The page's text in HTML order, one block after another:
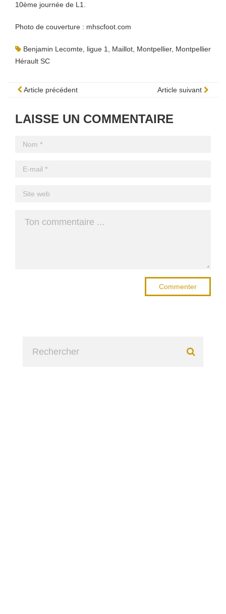
10ème journée de L1.
Photo de couverture : mhscfoot.com
Benjamin Lecomte ligue 1 Maillot Montpellier, Montpellier
Hérault SC
Article précédent Article suivant
LAISSE UN COMMENTAIRE
Commenter